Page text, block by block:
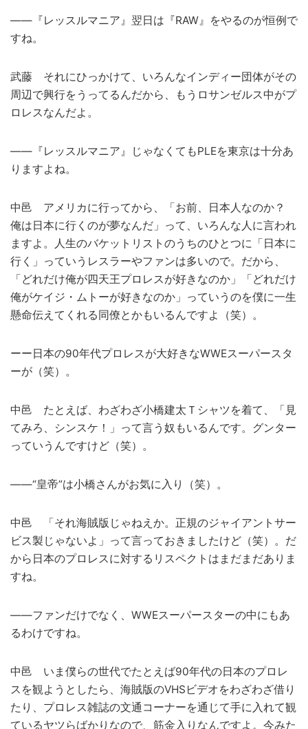
――『レッスルマニア』翌日は『RAW』をやるのが恒例で
すね。
武藤 それにひっかけて、いろんなインディー団体がその
周辺で興行をうってるんだから、もうロサンゼルス中がプ
ロレスなんだよ。
――『レッスルマニア』じゃなくてもPLEを東京は十分あ
りますよね。
中邑 アメリカに行ってから、「お前、日本人なのか？
俺は日本に行くのが夢なんだ」って、いろんな人に言われ
ますよ。人生のバケットリストのうちのひとつに「日本に
行く」っていうレスラーやファンは多いので。だから、
「どれだけ俺が四天王プロレスが好きなのか」「どれだけ
俺がケイジ・ムトーが好きなのか」っていうのを僕に一生
懸命伝えてくれる同僚とかもいるんですよ（笑）。
ーー日本の90年代プロレスが大好きなWWEスーパースタ
ーが（笑）。
中邑 たとえば、わざわざ小橋建太Ｔシャツを着て、「見
てみろ、シンスケ！」って言う奴もいるんです。グンター
っていうんですけど（笑）。
――“皇帝”は小橋さんがお気に入り（笑）。
中邑 「それ海賊版じゃねえか。正規のジャイアントサー
ビス製じゃないよ」って言っておきましたけど（笑）。だ
から日本のプロレスに対するリスペクトはまだまだありま
すね。
――ファンだけでなく、WWEスーパースターの中にもあ
るわけですね。
中邑 いま僕らの世代でたとえば90年代の日本のプロレ
スを観ようとしたら、海賊版のVHSビデオをわざわざ借り
たり、プロレス雑誌の文通コーナーを通じて手に入れて観
ているヤツらばかりなので、筋金入りなんですよ。今みた